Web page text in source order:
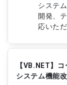
システ
開発、
応いた
きます。 【作業内容】 ・製造業向けWebシ
の基本
ステム
能の設
【VB.NET】
システム機能